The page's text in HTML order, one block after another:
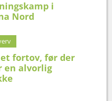
i
Nord
et fortov, før der
en alvorlig